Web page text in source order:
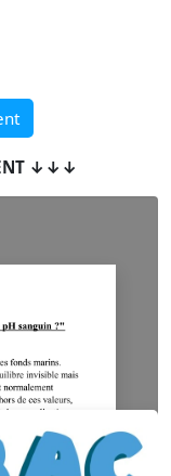
↓↓↓